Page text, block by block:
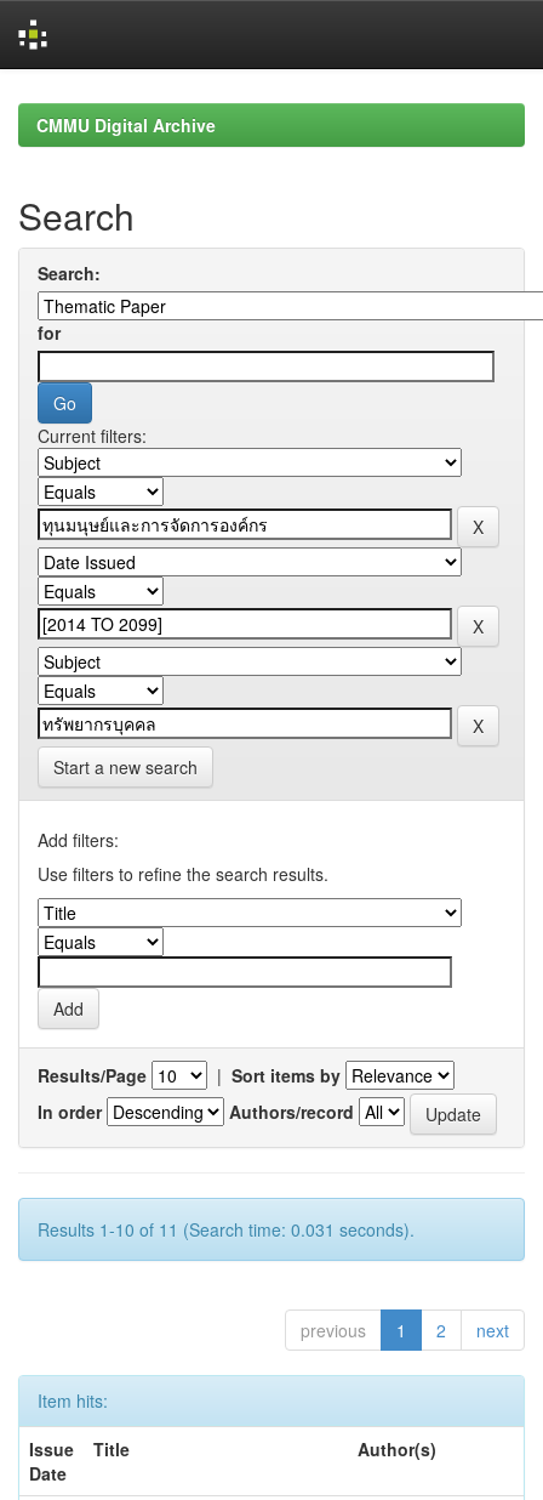
navigationCMMU Digital Archive
Search
Search:
for
Current filters:
Start a new search
Add filters:
Use filters to refine the search results.
Results/Page | Sort items by
In order
Authors/record
Results 1-10 of 11 (Search time: 0.031 seconds).
previous 1 2 next
Item hits:
Issue
Date
Title Author(s)